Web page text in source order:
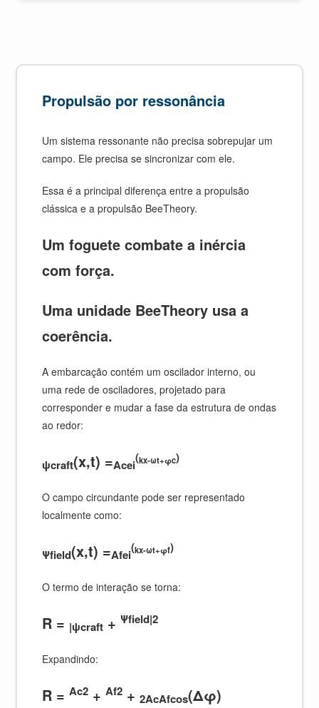
Propulsão por ressonância
Um sistema ressonante não precisa sobrepujar um
campo. Ele precisa se sincronizar com ele.
Essa é a principal diferença entre a propulsão
clássica e a propulsão BeeTheory.
Um foguete combate a inércia
com força.
Uma unidade BeeTheory usa a
coerência.
A embarcação contém um oscilador interno, ou
uma rede de osciladores, projetado para
corresponder e mudar a fase da estrutura de ondas
ao redor:
ψcraft(x,t) =Acei
(kx-ωt+φc)
O campo circundante pode ser representado
localmente como:
Ψfield(x,t) =Afei
(kx-ωt+φf)
O termo de interação se torna:
R = |ψcraft + Ψfield|2
Expandindo:
R =Ac2 +Af2 +2AcAfcos(Δφ)